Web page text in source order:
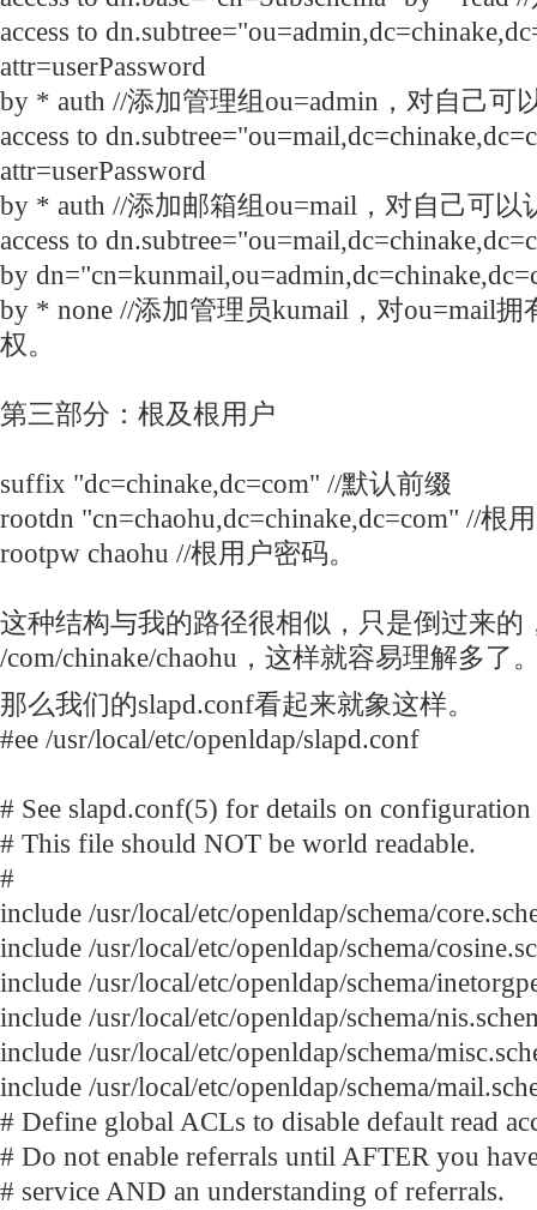
access to
attr=userPassword
by * auth //添加管理组ou=admin，对自己可
access to
attr=userPassword
by * auth //添加邮箱组ou=mail，对自己可以
access to
by
by * none //添加管理员kumail，对ou=mail
权。
第三部分：根及根用户
suffix "dc=chinake,dc=com" //默认前缀
rootdn "cn=chaohu,dc=chinake,dc=com" //根
rootpw chaohu //根用户密码。
这种结构与我的路径很相似，只是倒过来的
/com/chinake/chaohu，这样就容易理解多了
那么我们的slapd.conf看起来就象这样。
#ee /usr/local/etc/openldap/slapd.conf
# See slapd.conf(5) for details on
# This file should NOT be world readable.
#
include /usr/local/etc/openldap/schema/
include /usr/local/etc/openldap/schema/
include /usr/local/etc/openldap/schema/
include /usr/local/etc/openldap/schema/
include /usr/local/etc/openldap/schema/
include /usr/local/etc/openldap/schema/
# Define global ACLs to disable default read
# Do not enable referrals until AFTER you
# service AND an understanding of referrals.